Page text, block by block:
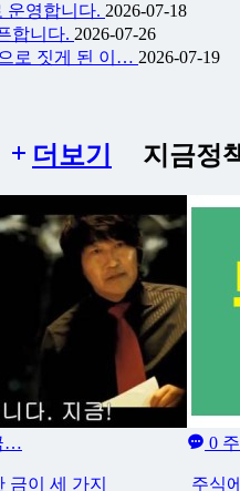
운영합니다. 2026-07-18
합니다. 2026-07-26
로 짓게 된 이… 2026-07-19
더보기
…
금이 세 가지
지금정
0
주식